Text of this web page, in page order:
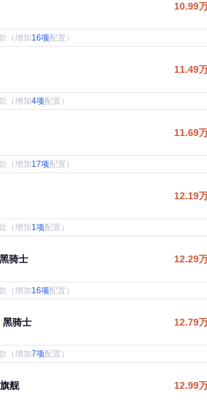
10.99
（增加16项配置）
11.49
（增加4项配置）
11.69
（增加17项配置）
12.19
（增加1项配置）
骑士 12.29
（增加16项配置）
骑士 12.79
（增加7项配置）
舰 12.99